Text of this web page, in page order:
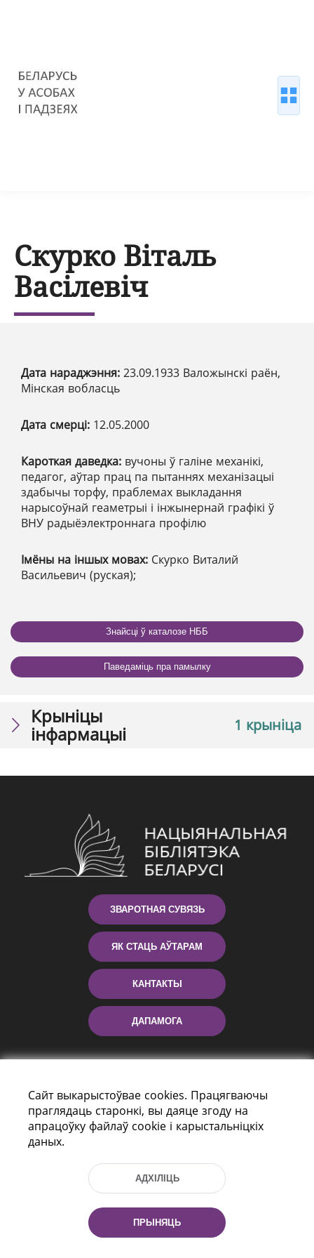
Скурко Віталь
Васілевіч
Дата нараджэння: 23.09.1933 Валожынскі раён,
Мінская вобласць
Дата смерці: 12.05.2000
Кароткая даведка: вучоны ў галіне механікі,
педагог, аўтар прац па пытаннях механізацыі
здабычы торфу, праблемах выкладання
нарысоўнай геаметрыі і інжынернай графікі ў
ВНУ радыёэлектроннага профілю
Імёны на іншых мовах: Скурко Виталий
Васильевич (руская);
Знайсці ў каталозе НББ
Паведаміць пра памылку
1 крыніца
Крыніцы
інфармацыі
ЗВАРОТНАЯ СУВЯЗЬ
ЯК СТАЦЬ АЎТАРАМ
КАНТАКТЫ
ДАПАМОГА
г. Мiнск, Рэспубліка Беларусь, 220114
Тэл.: (+375 17) 368 37 37, Факс: (+375 17)
Эл. пошта: inbox@nlb.by
Сайт выкарыстоўвае cookies. Працягваючы
праглядаць старонкі, вы даяце згоду на
апрацоўку файлаў cookie і карыстальніцкіх
даных.
АДХІЛІЦЬ
ПРЫНЯЦЬ